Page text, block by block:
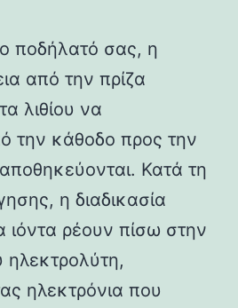
ποδήλατό σας, η
από την πρίζα
λιθίου να
την κάθοδο προς την
Κατά τη
η διαδικασία
ιόντα ρέουν πίσω στην
ηλεκτρόνια που